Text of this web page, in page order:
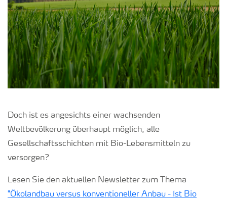
Doch ist es angesichts einer wachsenden
Weltbevölkerung überhaupt möglich, alle
Gesellschaftsschichten mit Bio-Lebensmitteln zu
versorgen?
Lesen Sie den aktuellen Newsletter zum Thema
"Ökolandbau versus konventioneller Anbau - Ist Bio